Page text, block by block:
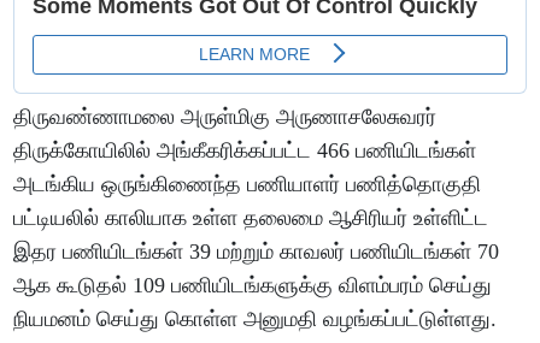
திருவண்ணாமலை அருள்மிகு அருணாசலேசுவரர்
திருக்கோயிலில் அங்கீகரிக்கப்பட்ட 466 பணியிடங்கள்
அடங்கிய ஒருங்கிணைந்த பணியாளர் பணித்தொகுதி
பட்டியலில் காலியாக உள்ள தலைமை ஆசிரியர் உள்ளிட்ட
இதர பணியிடங்கள் 39 மற்றும் காவலர் பணியிடங்கள் 70
ஆக கூடுதல் 109 பணியிடங்களுக்கு விளம்பரம் செய்து
நியமனம் செய்து கொள்ள அனுமதி வழங்கப்பட்டுள்ளது.